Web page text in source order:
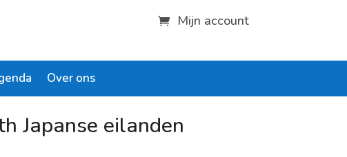
Mijn account
Over ons
Japanse eilanden